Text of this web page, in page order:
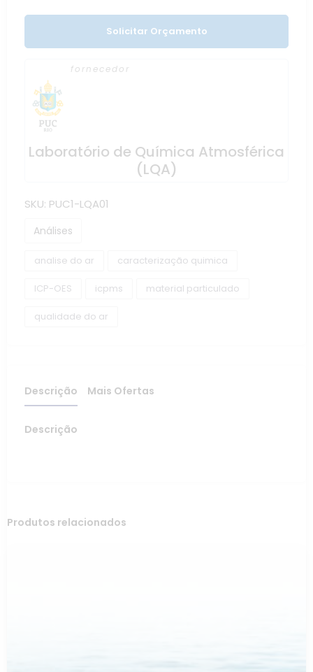
Solicitar Orçamento
fornecedor
Laboratório de Química Atmosférica
(LQA)
SKU: PUC1-LQA01
Análises
analise do ar caracterização quimica
ICP-OES icpms material particulado
qualidade do ar
Descrição Mais Ofertas
Descrição
Produtos relacionados